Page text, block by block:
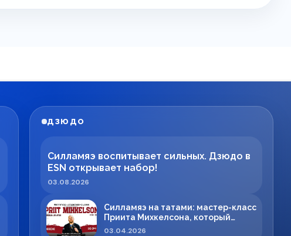
ДЗЮДО
Силламяэ воспитывает сильных. Дзюдо в
ESN открывает набор!
03.08.2026
Силламяэ на татами: мастер-класс
Приита Михкелсона, который
меняет правила игры в регионе
03.04.2026